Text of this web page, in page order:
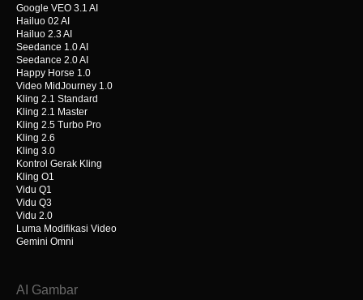
Google VEO 3.1 AI
Hailuo 02 AI
Hailuo 2.3 AI
Seedance 1.0 AI
Seedance 2.0 AI
Happy Horse 1.0
Video MidJourney 1.0
Kling 2.1 Standard
Kling 2.1 Master
Kling 2.5 Turbo Pro
Kling 2.6
Kling 3.0
Kontrol Gerak Kling
Kling O1
Vidu Q1
Vidu Q3
Vidu 2.0
Luma Modifikasi Video
Gemini Omni
AI Gambar